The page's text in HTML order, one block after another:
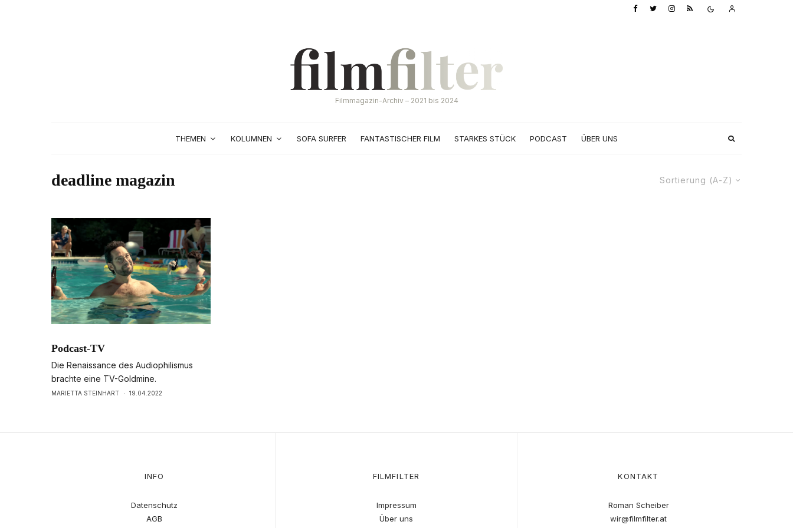
Filmmagazin-Archiv – 2021 bis 2024
THEMEN KOLUMNEN SOFA SURFER FANTASTISCHER FILM STARKES STÜCK PODCAST ÜBER UNS
Sortierung (A-Z)
deadline magazin
Podcast-TV
Die Renaissance des Audiophilismus
brachte eine TV-Goldmine.
MARIETTA STEINHART · 19.04.2022
INFO
Datenschutz
AGB
FILMFILTER
Impressum
Über uns
KONTAKT
Roman Scheiber
wir@filmfilter.at